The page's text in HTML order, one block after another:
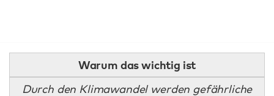
Warum das wichtig ist
Durch den Klimawandel werden gefährliche